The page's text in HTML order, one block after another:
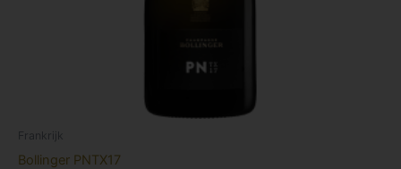
Frankrijk
Bollinger PNTX17